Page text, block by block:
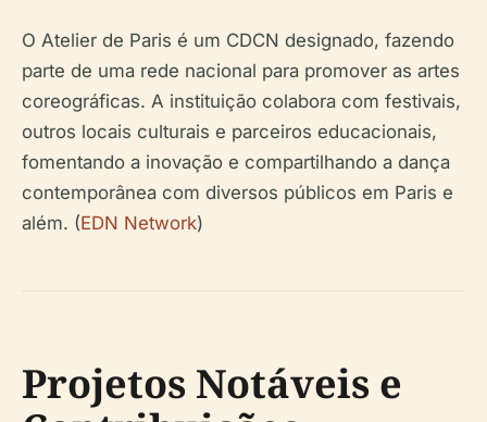
O Atelier de Paris é um CDCN designado, fazendo
parte de uma rede nacional para promover as artes
coreográficas. A instituição colabora com festivais,
outros locais culturais e parceiros educacionais,
fomentando a inovação e compartilhando a dança
contemporânea com diversos públicos em Paris e
além. (EDN Network)
Projetos Notáveis e